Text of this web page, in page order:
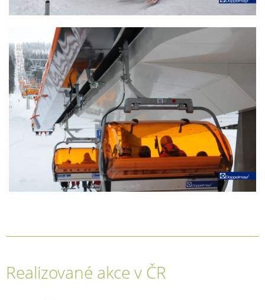
Realizované akce v ČR